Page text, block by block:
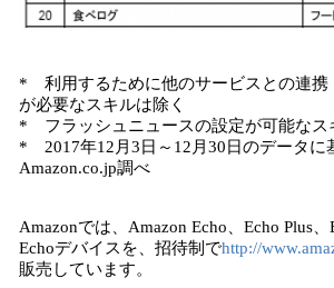
* 利用するために他のサービスとの連携
が必要なスキルは除く
* フラッシュニュースの設定が可能なス
* 2017年12月3日～12月30日のデータに
Amazon.co.jp調べ
Amazonでは、Amazon Echo、Echo Plus
Echoデバイスを、招待制でhttp://
販売しています。